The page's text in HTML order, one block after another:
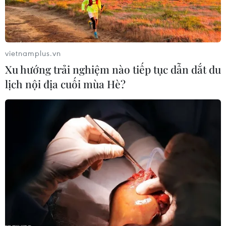
Cầu Đắk Lung sập sau cú
tông của xe tải cẩu, 2 người
thoát chết
Dự án mở rộng đường
Nguyễn Tuân tăng kết nối
khu vực phía Tây Nam Hà
Nội
Đắk Lắk: Điều tra, khắc
phục sự cố nhiều phương
tiện thủng lốp trên cao tốc
06/08/2026 07:14
Đại biểu Quốc hội băn
khoăn khả năng cân đối
vốn 2 siêu dự án giao
thông
06/08/2026 07:00
vietnamplus.vn
Xu hướng trải nghiệm nào tiếp tục dẫn dắt du
lịch nội địa cuối mùa Hè?